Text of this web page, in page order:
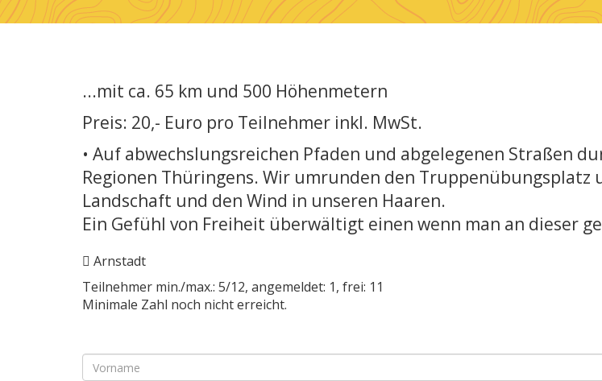
...mit ca. 65 km und 500 Höhenmetern
Preis: 20,- Euro pro Teilnehmer inkl. MwSt.
• Auf abwechslungsreichen Pfaden und abgelegenen Straßen
Regionen Thüringens. Wir umrunden den
Landschaft und den Wind in unseren Haaren.
Ein Gefühl von Freiheit überwältigt einen wenn man an dieser
Arnstadt
Teilnehmer min./max.: 5/12, angemeldet: 1, frei: 11
Minimale Zahl noch nicht erreicht.
Pflichtfeld
Vorname